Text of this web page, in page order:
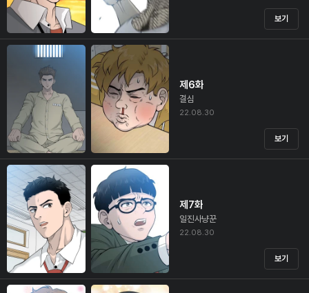
보기
제6화
결심
22.08.30
보기
제7화
일진사냥꾼
22.08.30
보기